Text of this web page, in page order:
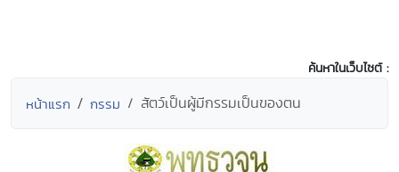
ค้นหาในเว็บไซต์ :
หน้าแรก กรรม สัตว์เป็นผู้มีกรรมเป็นของตน